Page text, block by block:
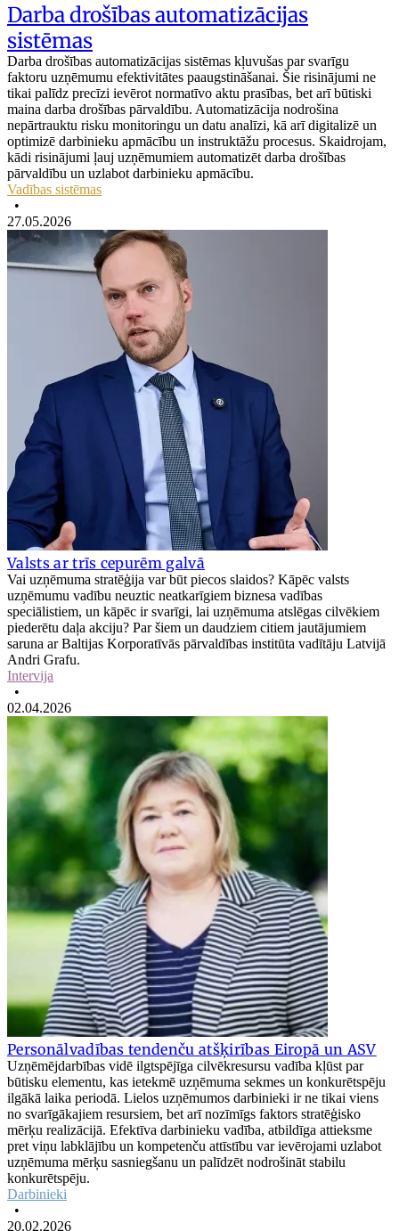
Darba drošības automatizācijas
sistēmas
Darba drošības automatizācijas sistēmas kļuvušas par svarīgu
faktoru uzņēmumu efektivitātes paaugstināšanai. Šie risinājumi ne
tikai palīdz precīzi ievērot normatīvo aktu prasības, bet arī būtiski
maina darba drošības pārvaldību. Automatizācija nodrošina
nepārtrauktu risku monitoringu un datu analīzi, kā arī digitalizē un
optimizē darbinieku apmācību un instruktāžu procesus. Skaidrojam,
kādi risinājumi ļauj uzņēmumiem automatizēt darba drošības
pārvaldību un uzlabot darbinieku apmācību.
Vadības sistēmas
•
27.05.2026
Valsts ar trīs cepurēm galvā
Vai uzņēmuma stratēģija var būt piecos slaidos? Kāpēc valsts
uzņēmumu vadību neuztic neatkarīgiem biznesa vadības
speciālistiem, un kāpēc ir svarīgi, lai uzņēmuma atslēgas cilvēkiem
piederētu daļa akciju? Par šiem un daudziem citiem jautājumiem
saruna ar Baltijas Korporatīvās pārvaldības institūta vadītāju Latvijā
Andri Grafu.
Intervija
•
02.04.2026
Personālvadības tendenču atšķirības Eiropā un ASV
Uzņēmējdarbības vidē ilgtspējīga cilvēkresursu vadība kļūst par
būtisku elementu, kas ietekmē uzņēmuma sekmes un konkurētspēju
ilgākā laika periodā. Lielos uzņēmumos darbinieki ir ne tikai viens
no svarīgākajiem resursiem, bet arī nozīmīgs faktors stratēģisko
mērķu realizācijā. Efektīva darbinieku vadība, atbildīga attieksme
pret viņu labklājību un kompetenču attīstību var ievērojami uzlabot
uzņēmuma mērķu sasniegšanu un palīdzēt nodrošināt stabilu
konkurētspēju.
Darbinieki
•
20.02.2026